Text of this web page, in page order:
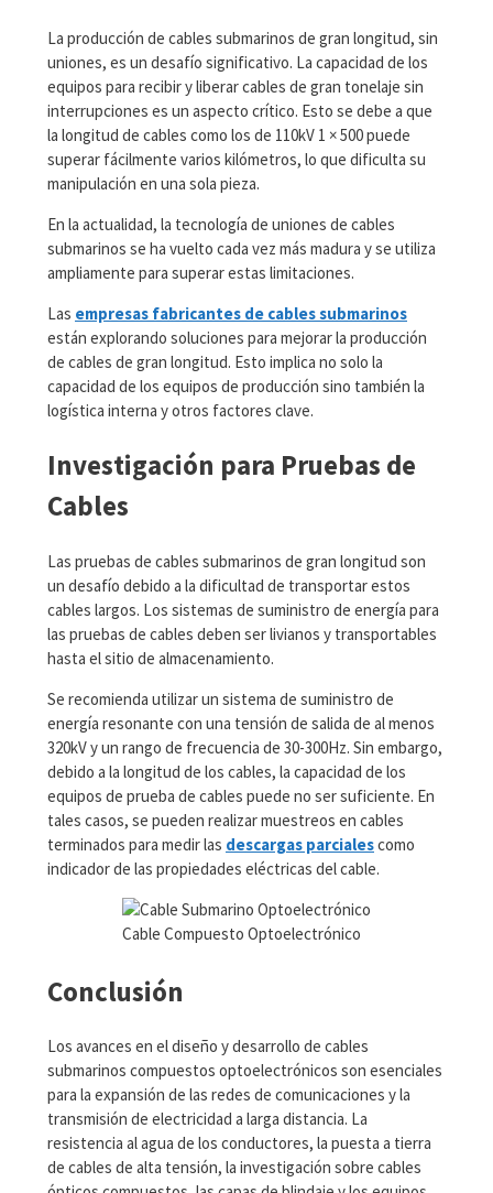
La producción de cables submarinos de gran longitud, sin
uniones, es un desafío significativo. La capacidad de los
equipos para recibir y liberar cables de gran tonelaje sin
interrupciones es un aspecto crítico. Esto se debe a que
la longitud de cables como los de 110kV 1 × 500 puede
superar fácilmente varios kilómetros, lo que dificulta su
manipulación en una sola pieza.
En la actualidad, la tecnología de uniones de cables
submarinos se ha vuelto cada vez más madura y se utiliza
ampliamente para superar estas limitaciones.
Las empresas fabricantes de cables submarinos
están explorando soluciones para mejorar la producción
de cables de gran longitud. Esto implica no solo la
capacidad de los equipos de producción sino también la
logística interna y otros factores clave.
Investigación para Pruebas de
Cables
Las pruebas de cables submarinos de gran longitud son
un desafío debido a la dificultad de transportar estos
cables largos. Los sistemas de suministro de energía para
las pruebas de cables deben ser livianos y transportables
hasta el sitio de almacenamiento.
Se recomienda utilizar un sistema de suministro de
energía resonante con una tensión de salida de al menos
320kV y un rango de frecuencia de 30-300Hz. Sin embargo,
debido a la longitud de los cables, la capacidad de los
equipos de prueba de cables puede no ser suficiente. En
tales casos, se pueden realizar muestreos en cables
terminados para medir las descargas parcialescomo
indicador de las propiedades eléctricas del cable.
Cable Compuesto Optoelectrónico
Conclusión
Los avances en el diseño y desarrollo de cables
submarinos compuestos optoelectrónicos son esenciales
para la expansión de las redes de comunicaciones y la
transmisión de electricidad a larga distancia. La
resistencia al agua de los conductores, la puesta a tierra
de cables de alta tensión, la investigación sobre cables